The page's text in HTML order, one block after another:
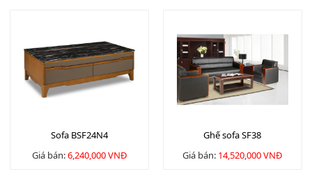
Sofa BSF24N4
Giá bán:6,240,000 VNĐ
Ghế sofa SF38
Giá bán: 14,520,000 VNĐ